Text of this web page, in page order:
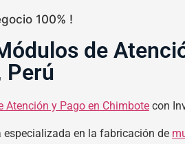
100% !
de
Perú
Atención y Pago en Chimbote con
especializada en la fabricación de